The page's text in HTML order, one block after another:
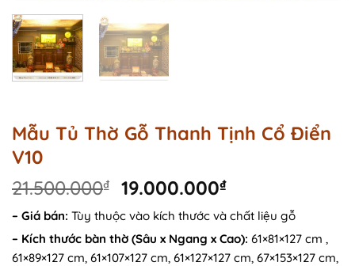
Mẫu Tủ Thờ Gỗ Thanh Tịnh Cổ Điển
V10
21.500.000₫
Original
price
was:
21.500.000₫.
19.000.000₫Current
price
is:
19.000.000₫.
– Giá bán: Tùy thuộc vào kích thước và chất liệu gỗ
– Kích thước bàn thờ (Sâu x Ngang x Cao): 61×81×127 cm ,
61×89×127 cm, 61×107×127 cm, 61×127×127 cm, 67×153×127 cm,